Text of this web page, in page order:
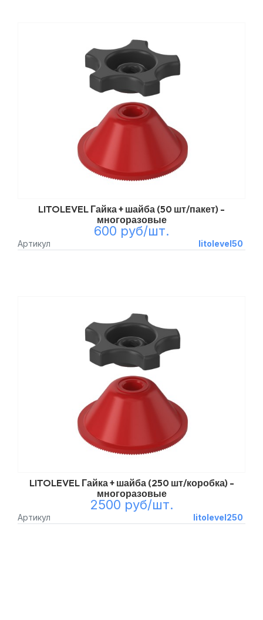
LITOLEVEL Гайка + шайба (50 шт/пакет) -
многоразовые
Артикул litolevel50
600 руб/шт.
LITOLEVEL Гайка + шайба (250 шт/коробка) -
многоразовые
Артикул litolevel250
2500 руб/шт.